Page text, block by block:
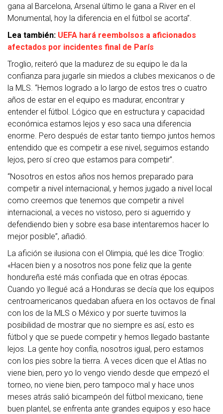
gana al Barcelona, Arsenal último le gana a River en el
Monumental, hoy la diferencia en el fútbol se acorta”.
Lea también: UEFA hará reembolsos a aficionados
afectados por incidentes final de París
Troglio, reiteró que la madurez de su equipo le da la
confianza para jugarle sin miedos a clubes mexicanos o de
la MLS. “Hemos logrado a lo largo de estos tres o cuatro
años de estar en el equipo es madurar, encontrar y
entender el fútbol. Lógico que en estructura y capacidad
económica estamos lejos y eso saca una diferencia
enorme. Pero después de estar tanto tiempo juntos hemos
entendido que es competir a ese nivel, seguimos estando
lejos, pero sí creo que estamos para competir”.
“Nosotros en estos años nos hemos preparado para
competir a nivel internacional, y hemos jugado a nivel local
como creemos que tenemos que competir a nivel
internacional, a veces no vistoso, pero si aguerrido y
defendiendo bien y sobre esa base intentaremos hacer lo
mejor posible”, añadió.
La afición se ilusiona con el Olimpia, qué les dice Troglio:
«Hacen bien y a nosotros nos pone feliz que la gente
hondureña esté más confiada que en otras épocas.
Cuando yo llegué acá a Honduras se decía que los equipos
centroamericanos quedaban afuera en los octavos de final
con los de la MLS o México y por suerte tuvimos la
posibilidad de mostrar que no siempre es así, esto es
fútbol y que se puede competir y hemos llegado bastante
lejos. La gente hoy confía, nosotros igual, pero estamos
con los pies sobre la tierra. A veces dicen que el Atlas no
viene bien, pero yo lo vengo viendo desde que empezó el
torneo, no viene bien, pero tampoco mal y hace unos
meses atrás salió bicampeón del fútbol mexicano, tiene
buen plantel, se enfrenta ante grandes equipos y eso hace